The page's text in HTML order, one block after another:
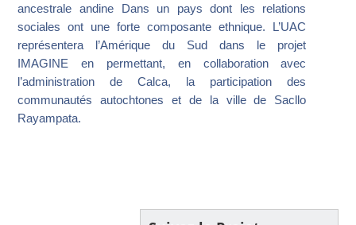
ancestrale andine Dans un pays dont les relations
sociales ont une forte composante ethnique. L’UAC
représentera l’Amérique du Sud dans le projet
IMAGINE en permettant, en collaboration avec
l’administration de Calca, la participation des
communautés autochtones et de la ville de Sacllo
Rayampata.